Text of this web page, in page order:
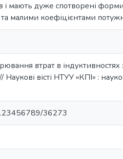
і мають дуже спотворені
малими коефіцієнтами
втрат в
вісті НТУУ «КПІ» :
36273